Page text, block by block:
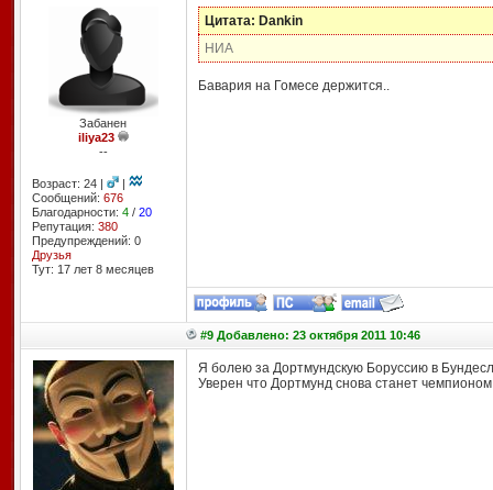
Забанен
iliya23
--
Возраст: 24 |
|
Сообщений: 676
Благодарности: 4/ 20
Репутация: 380
Предупреждений: 0
Друзья
Тут: 17 лет 8 месяцев
Цитата: Dankin
НИА
Бавария на Гомесе держится..
#9 Добавлено: 23 октября 2011 10:46
Я болею за Дортмундскую Боруссию в
Уверен что Дортмунд снова станет